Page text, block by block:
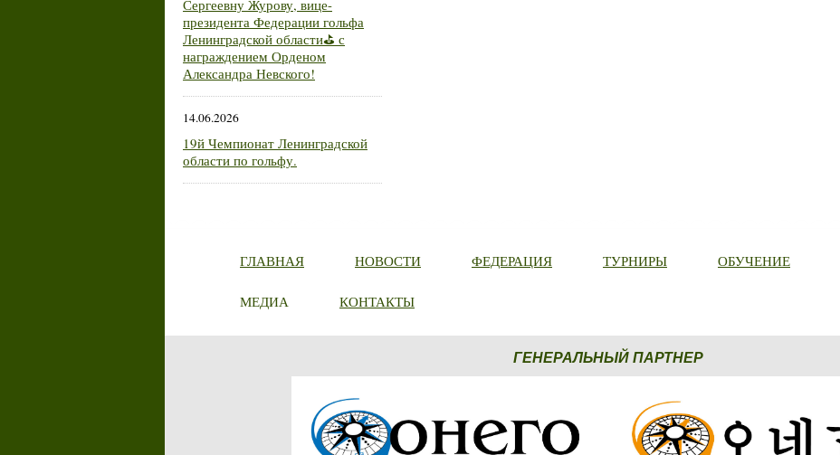
Сергеевну Журову, вице-
президента Федерации гольфа
Ленинградской области⛳ с
награждением Орденом
Александра Невского!
14.06.2026
19й Чемпионат Ленинградской
области по гольфу.
ГЛАВНАЯ НОВОСТИ ФЕДЕРАЦИЯ ТУРНИРЫ ОБУЧЕНИЕ
МЕДИА КОНТАКТЫ
ГЕНЕРАЛЬНЫЙ ПАРТНЕР